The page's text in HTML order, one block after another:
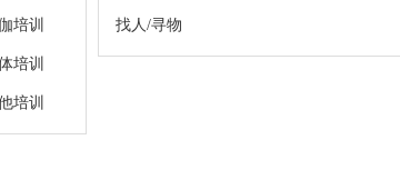
培训
培训
培训
找人/寻物